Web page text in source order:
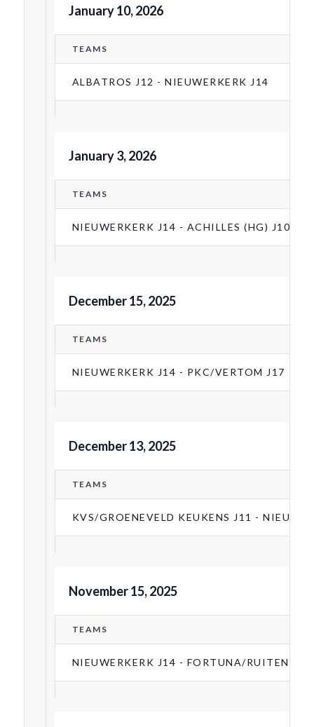
January 10, 2026
TEAMS
ALBATROS J12 - NIEUWERKERK J14
January 3, 2026
TEAMS
NIEUWERKERK J14 - ACHILLES (HG) J10
December 15, 2025
TEAMS
NIEUWERKERK J14 - PKC/VERTOM J17
December 13, 2025
TEAMS
KVS/GROENEVELD KEUKENS J11 -
November 15, 2025
TEAMS
NIEUWERKERK J14 - FORTUNA/